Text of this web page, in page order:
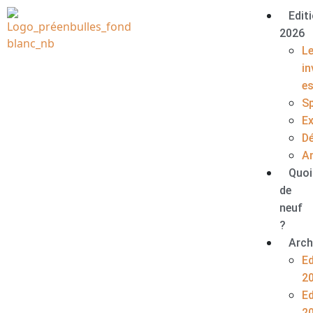
2026
Quoi
de
neuf
?